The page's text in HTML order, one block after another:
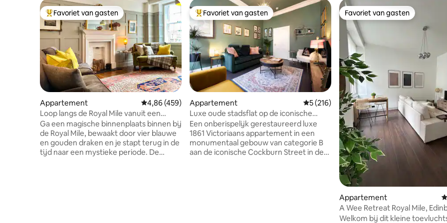
Topfavoriet van gasten
Favoriet van gasten
Appartement Gemiddelde beoordeling van 4,86 uit 5, 459 recensies
4,86 (459)
Loop langs de Royal Mile vanuit een
elegant appartement
Ga een magische binnenplaats binnen bij
de Royal Mile, bewaakt door vier blauwe
en gouden draken en je stapt terug in de
tijd naar een mystieke periode. De
Topfavoriet van gasten
Favoriet van gasten
Appartement Gemiddelde beoordeling van 5 uit 5, 216
5 (216)
Luxe oude stadsflat op de iconische
Cockburn Street
Een onberispelijk gerestaureerd luxe
1861 Victoriaans appartement in een
monumentaal gebouw van categorie B
aan de iconische Cockburn Street in de
Favoriet van gasten
Favoriet van gasten
Appartement
A Wee Retreat Royal Mile,
Welkom bij dit kleine